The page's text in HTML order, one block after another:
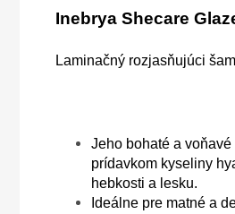
Inebrya Shecare
Laminačný rozjasňujúci
Jeho bohaté a
prídavkom kyseliny
hebkosti a lesku.
Ideálne pre matné a